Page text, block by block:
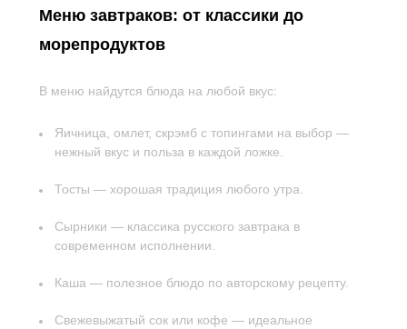
Меню завтраков: от классики до
морепродуктов
В меню найдутся блюда на любой вкус:
Яичница, омлет, скрэмб с топингами на выбор —
нежный вкус и польза в каждой ложке.
Тосты — хорошая традиция любого утра.
Сырники — классика русского завтрака в
современном исполнении.
Каша — полезное блюдо по авторскому рецепту.
Свежевыжатый сок или кофе — идеальное